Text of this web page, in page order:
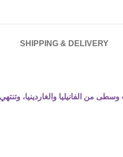
SHIPPING & DELIVERY
من الفانيليا والغاردينيا،